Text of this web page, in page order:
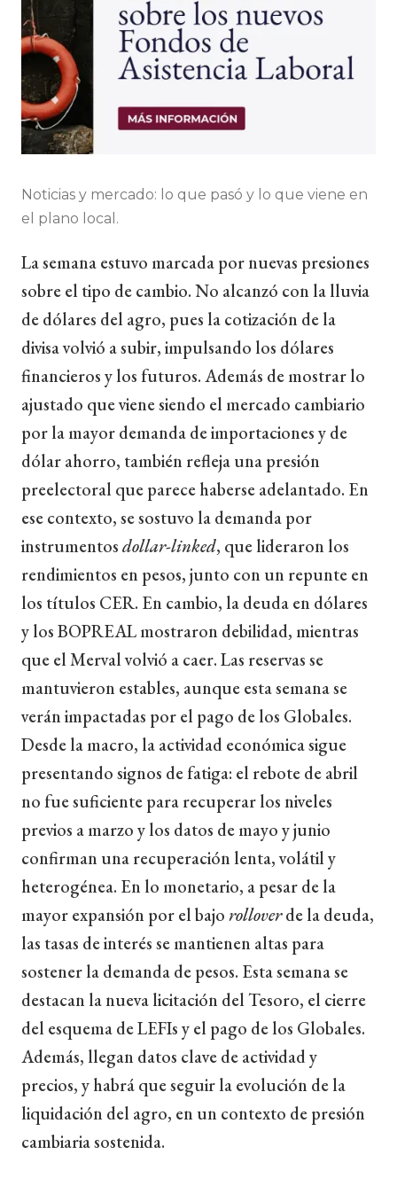
Noticias y mercado: lo que pasó y lo que viene en
el plano local.
La semana estuvo marcada por nuevas presiones
sobre el tipo de cambio. No alcanzó con la lluvia
de dólares del agro, pues la cotización de la
divisa volvió a subir, impulsando los dólares
financieros y los futuros. Además de mostrar lo
ajustado que viene siendo el mercado cambiario
por la mayor demanda de importaciones y de
dólar ahorro, también refleja una presión
preelectoral que parece haberse adelantado. En
ese contexto, se sostuvo la demanda por
instrumentosdollar-linked, que lideraron los
rendimientos en pesos, junto con un repunte en
los títulos CER. En cambio, la deuda en dólares
y los BOPREAL mostraron debilidad, mientras
que el Merval volvió a caer. Las reservas se
mantuvieron estables, aunque esta semana se
verán impactadas por el pago de los Globales.
Desde la macro, la actividad económica sigue
presentando signos de fatiga: el rebote de abril
no fue suficiente para recuperar los niveles
previos a marzo y los datos de mayo y junio
confirman una recuperación lenta, volátil y
heterogénea. En lo monetario, a pesar de la
mayor expansión por el bajorolloverde la deuda,
las tasas de interés se mantienen altas para
sostener la demanda de pesos. Esta semana se
destacan la nueva licitación del Tesoro, el cierre
del esquema de LEFIs y el pago de los Globales.
Además, llegan datos clave de actividad y
precios, y habrá que seguir la evolución de la
liquidación del agro, en un contexto de presión
cambiaria sostenida.